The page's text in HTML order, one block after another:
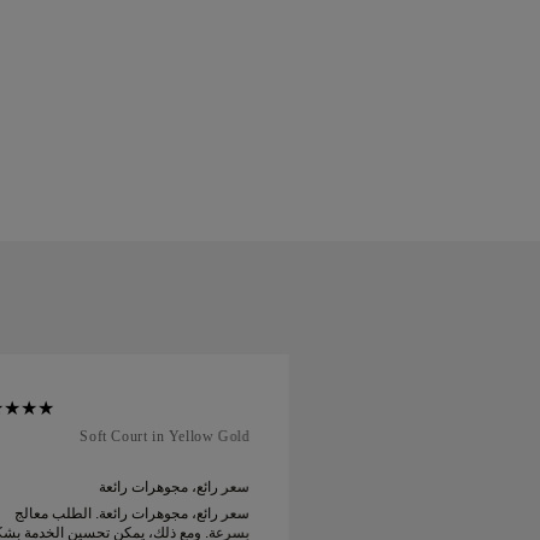
Soft Court in Yellow Gold
سعر رائع، مجوهرات رائعة
سعر رائع، مجوهرات رائعة. الطلب معالج
بسرعة. ومع ذلك، يمكن تحسين الخدمة